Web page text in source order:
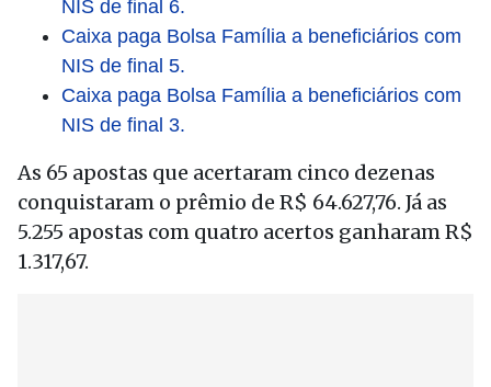
NIS de final 6.
Caixa paga Bolsa Família a beneficiários com
NIS de final 5.
Caixa paga Bolsa Família a beneficiários com
NIS de final 3.
As 65 apostas que acertaram cinco dezenas
conquistaram o prêmio de R$ 64.627,76. Já as
5.255 apostas com quatro acertos ganharam R$
1.317,67.